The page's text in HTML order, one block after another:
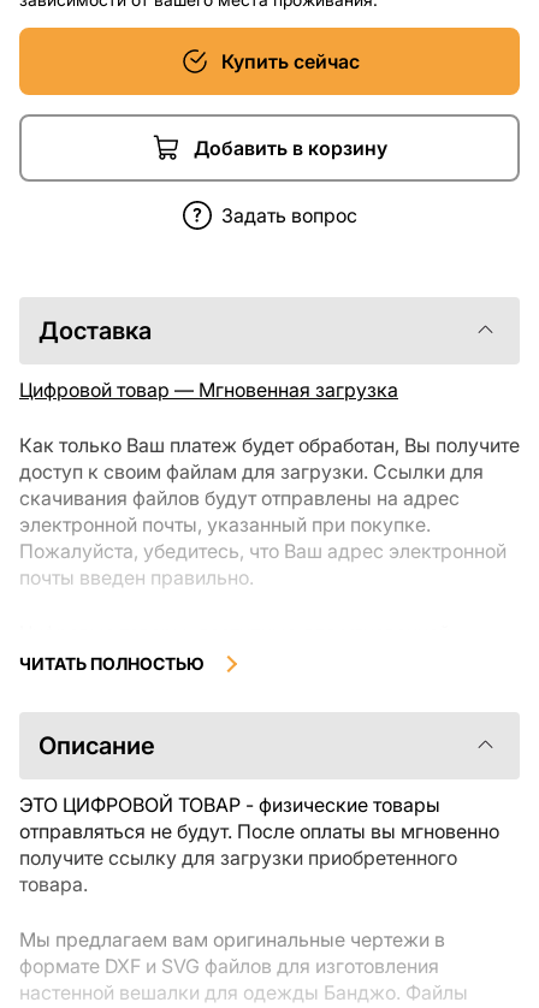
Купить сейчас
Добавить в корзину
Задать вопрос
Доставка
Цифровой товар — Мгновенная загрузка
Как только Ваш платеж будет обработан, Вы получите
доступ к своим файлам для загрузки. Ссылки для
скачивания файлов будут отправлены на адрес
электронной почты, указанный при покупке.
Пожалуйста, убедитесь, что Ваш адрес электронной
почты введен правильно.
загрузки, не подлежат возврату или обмену после их
ознакомиться с описанием товара и задать все
интересующие Вас вопросы перед покупкой. Если у
свяжитесь с продавцом напрямую.
ЧИТАТЬ ПОЛНОСТЬЮ
Описание
ЭТО ЦИФРОВОЙ ТОВАР - физические товары
отправляться не будут. После оплаты вы мгновенно
получите ссылку для загрузки приобретенного
товара.
Мы предлагаем вам оригинальные чертежи в
формате DXF и SVG файлов для изготовления
настенной вешалки для одежды Банджо. Файлы